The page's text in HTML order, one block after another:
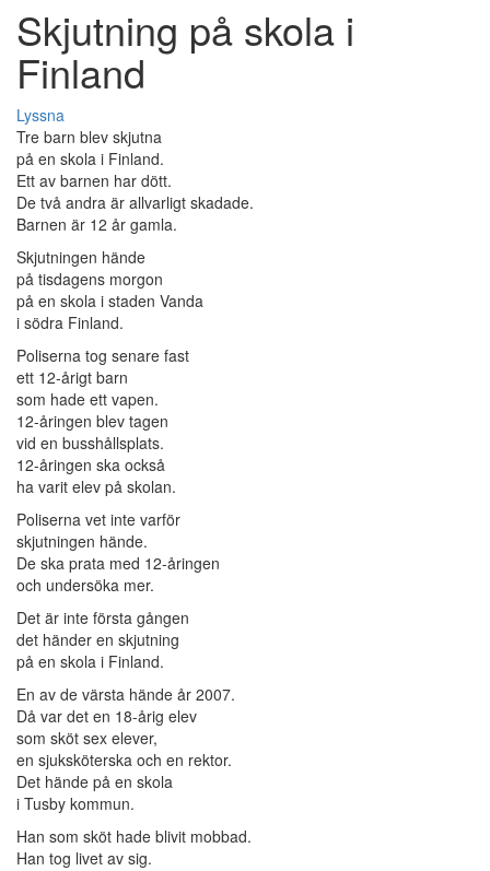
Skjutning på skola i
Finland
Lyssna
Tre barn blev skjutna
på en skola i Finland.
Ett av barnen har dött.
De två andra är allvarligt skadade.
Barnen är 12 år gamla.
Skjutningen hände
på tisdagens morgon
på en skola i staden Vanda
i södra Finland.
Poliserna tog senare fast
ett 12-årigt barn
som hade ett vapen.
12-åringen blev tagen
vid en busshållsplats.
12-åringen ska också
ha varit elev på skolan.
Poliserna vet inte varför
skjutningen hände.
De ska prata med 12-åringen
och undersöka mer.
Det är inte första gången
det händer en skjutning
på en skola i Finland.
En av de värsta hände år 2007.
Då var det en 18-årig elev
som sköt sex elever,
en sjuksköterska och en rektor.
Det hände på en skola
i Tusby kommun.
Han som sköt hade blivit mobbad.
Han tog livet av sig.